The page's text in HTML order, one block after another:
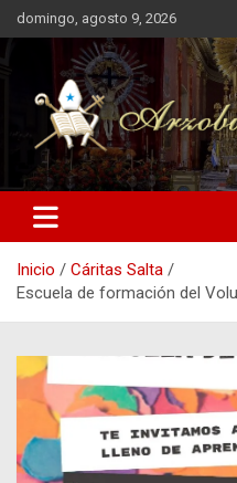
Saltar
al
contenido
domingo, agosto 9, 2026
Arzobispado
Arzobispado de Salta
Inicio
Cáritas Salta
Escuela de formación del